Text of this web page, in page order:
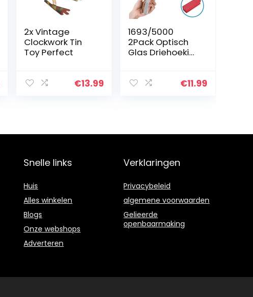
2x Vintage
Clockwork Tin
Toy Perfect
€13.99
1693/5000
2Pack Optisch
Glas Driehoekig
Refractor voor
€11.99
Snelle links
Huis
Alles winkelen
Blogs
Onze webshops
Adverteren
Verklaringen
Privacybeleid
algemene voorwaarden
Gelieerde
openbaarmaking